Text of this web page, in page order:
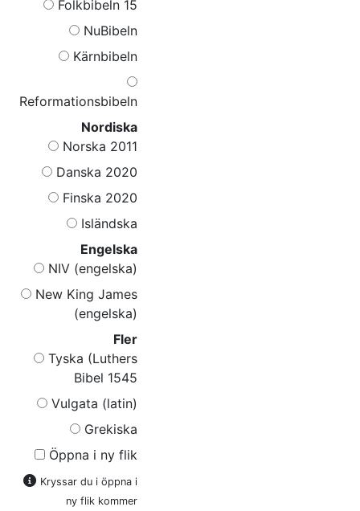
Folkbibeln 15
NuBibeln
Kärnbibeln
Reformationsbibeln
Nordiska
Norska 2011
Danska 2020
Finska 2020
Isländska
Engelska
NIV (engelska)
New King James
(engelska)
Fler
Tyska (Luthers
Bibel 1545
Vulgata (latin)
Grekiska
Öppna i ny flik
Kryssar du i öppna i
ny flik kommer